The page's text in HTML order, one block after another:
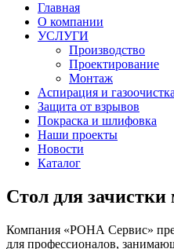
Главная
О компании
УСЛУГИ
Производство
Проектирование
Монтаж
Аспирация и газоочистка
Защита от взрывов
Покраска и шлифовка
Наши проекты
Новости
Каталог
Стол для зачистки
Компания «РОНА Сервис»
для профессионалов,